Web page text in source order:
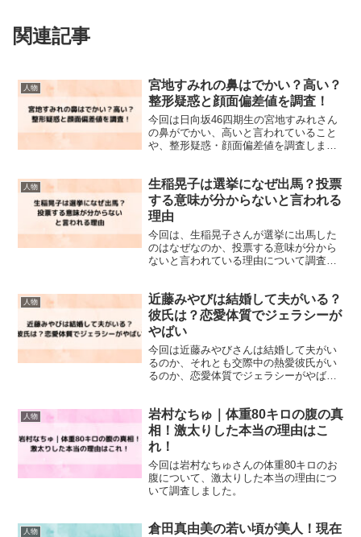
関連記事
人物
宮地すみれの鼻はでかい？高い？
整形疑惑と顔面偏差値を調査！
今回は日向坂46四期生の宮地すみれさん
の鼻がでかい、高いと言われていること
や、整形疑惑・顔面偏差値を調査しまし
人物
生稲晃子は選挙になぜ出馬？投票
する意味が分からないと言われる
理由
今回は、生稲晃子さんが選挙に出馬した
のはなぜなのか、投票する意味が分から
ないと言われている理由について調査し
人物
近藤みやびは結婚して夫がいる？
彼氏は？恋愛体質でジェラシーが
やばい
今回は近藤みやびさんは結婚して夫がい
るのか、それとも交際中の熱愛彼氏がい
るのか、恋愛体質でジェラシーがやばい
人物
岩村なちゅ｜体重80キロの腹の真
相！激太りした本当の理由はこ
れ！
今回は岩村なちゅさんの体重80キロのお
腹について、激太りした本当の理由につ
いて調査しました。
人物
倉田真由美の若い頃が美人！現在